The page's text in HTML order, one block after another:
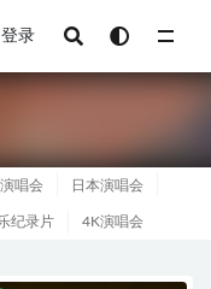
登录
唱会 日本演唱会
纪录片 4K演唱会